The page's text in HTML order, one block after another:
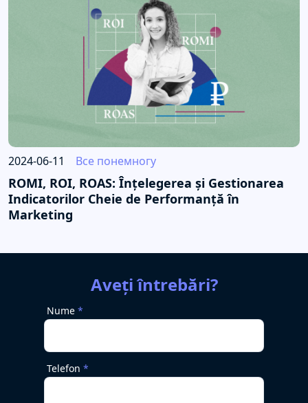
2024-06-11 Все понемногу
ROMI, ROI, ROAS: Înțelegerea și Gestionarea
Indicatorilor Cheie de Performanță în
Marketing
Aveți întrebări?
Nume
Telefon